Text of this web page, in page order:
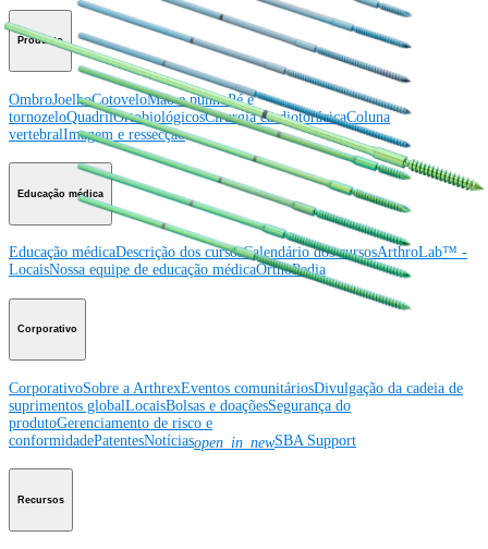
Producto
OmbroJoelhoCotoveloMão e punhoPé e
tornozeloQuadrilOrtobiológicosCirurgia cardiotorácicaColuna
vertebralImagem e ressecção
Educação médica
Educação médicaDescrição dos cursosCalendário dos cursosArthroLab™ -
LocaisNossa equipe de educação médicaOrthoPedia
Corporativo
CorporativoSobre a ArthrexEventos comunitáriosDivulgação da cadeia de
suprimentos globalLocaisBolsas e doaçõesSegurança do
produtoGerenciamento de risco e
conformidadePatentesNotíciasopen_in_newSBA Support
Recursos